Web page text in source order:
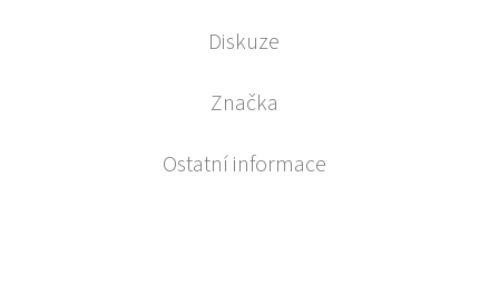
Diskuze
Značka
Ostatní informace